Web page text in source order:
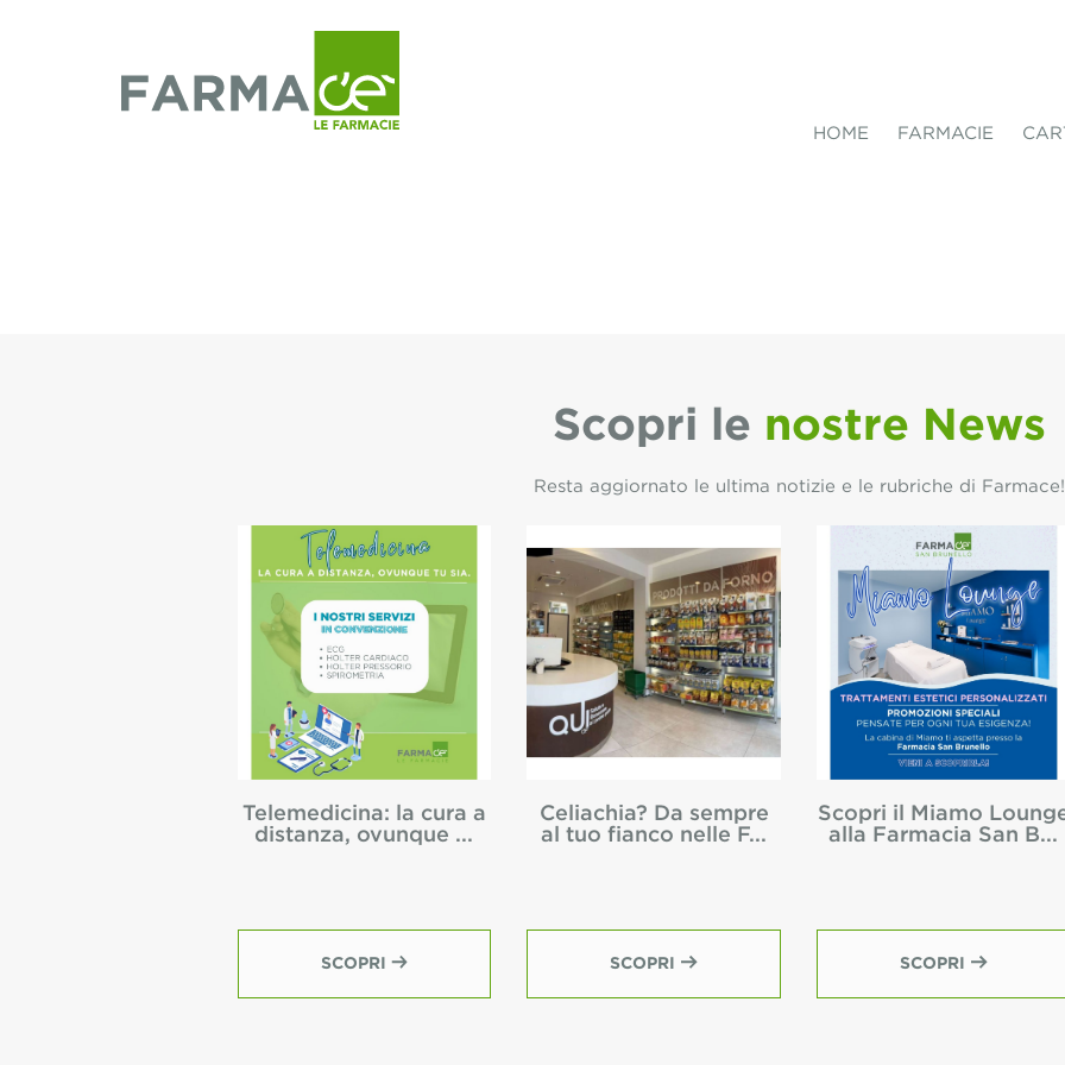
HOME FARMACIE
Scopri le nostre News
Resta aggiornato le ultima notizie e le rubriche di Farmace!
Telemedicina: la cura a
distanza, ovunque ...
SCOPRI
Celiachia? Da sempre
al tuo fianco nelle F...
SCOPRI
Scopri il Miamo
alla Farmacia San B...
SCOPRI